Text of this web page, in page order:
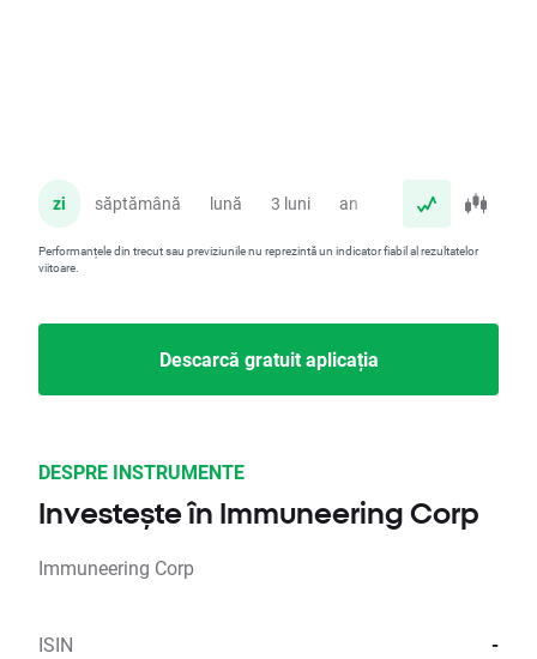
zi săptămână lună 3 luni an
Performanțele din trecut sau previziunile nu reprezintă un indicator fiabil al rezultatelor
viitoare.
Descarcă gratuit aplicația
DESPRE INSTRUMENTE
Investește în Immuneering Corp
Immuneering Corp
ISIN -